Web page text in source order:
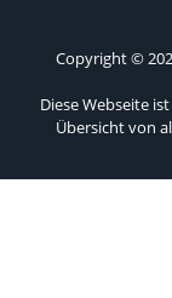
Copyright ©
Diese Webseite
Übersicht von